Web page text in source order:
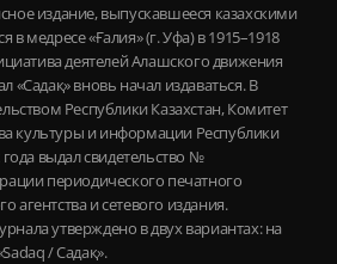
издание, выпускавшееся казахскими
медресе «Ғалия» (г. Уфа) в 1915–1918
деятелей Алашского движения
«Садақ» вновь начал издаваться. В
Республики Казахстан, Комитет
культуры и информации Республики
года выдал свидетельство №
периодического печатного
агентства и сетевого издания.
утверждено в двух вариантах: на
/ Садақ».